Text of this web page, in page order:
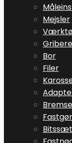
Mejsler
Gribere
Bor
Filer
Bitssæt